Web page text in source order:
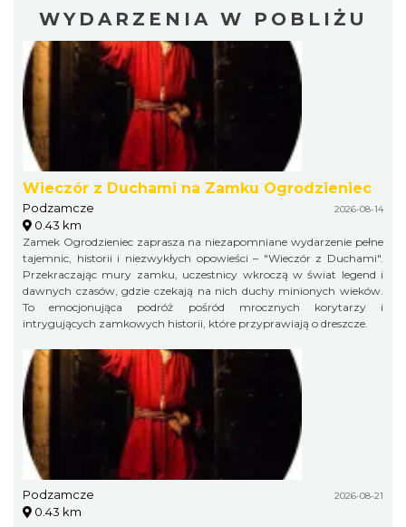
WYDARZENIA W POBLIŻU
Wieczór z Duchami na Zamku Ogrodzieniec
Podzamcze 2026-08-14
0.43 km
Zamek Ogrodzieniec zaprasza na niezapomniane wydarzenie pełne
tajemnic, historii i niezwykłych opowieści – "Wieczór z Duchami".
Przekraczając mury zamku, uczestnicy wkroczą w świat legend i
dawnych czasów, gdzie czekają na nich duchy minionych wieków.
To emocjonująca podróż pośród mrocznych korytarzy i
intrygujących zamkowych historii, które przyprawiają o dreszcze.
Podzamcze 2026-08-21
0.43 km